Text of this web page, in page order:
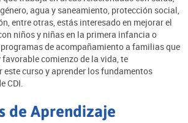
agua y saneamiento, protección social,
entre otras, estás interesado en mejorar el
niños y niñas en la primera infancia o
de acompañamiento a familias que
comienzo de la vida, te
este curso y aprender los fundamentos
CDI.
de Aprendizaje